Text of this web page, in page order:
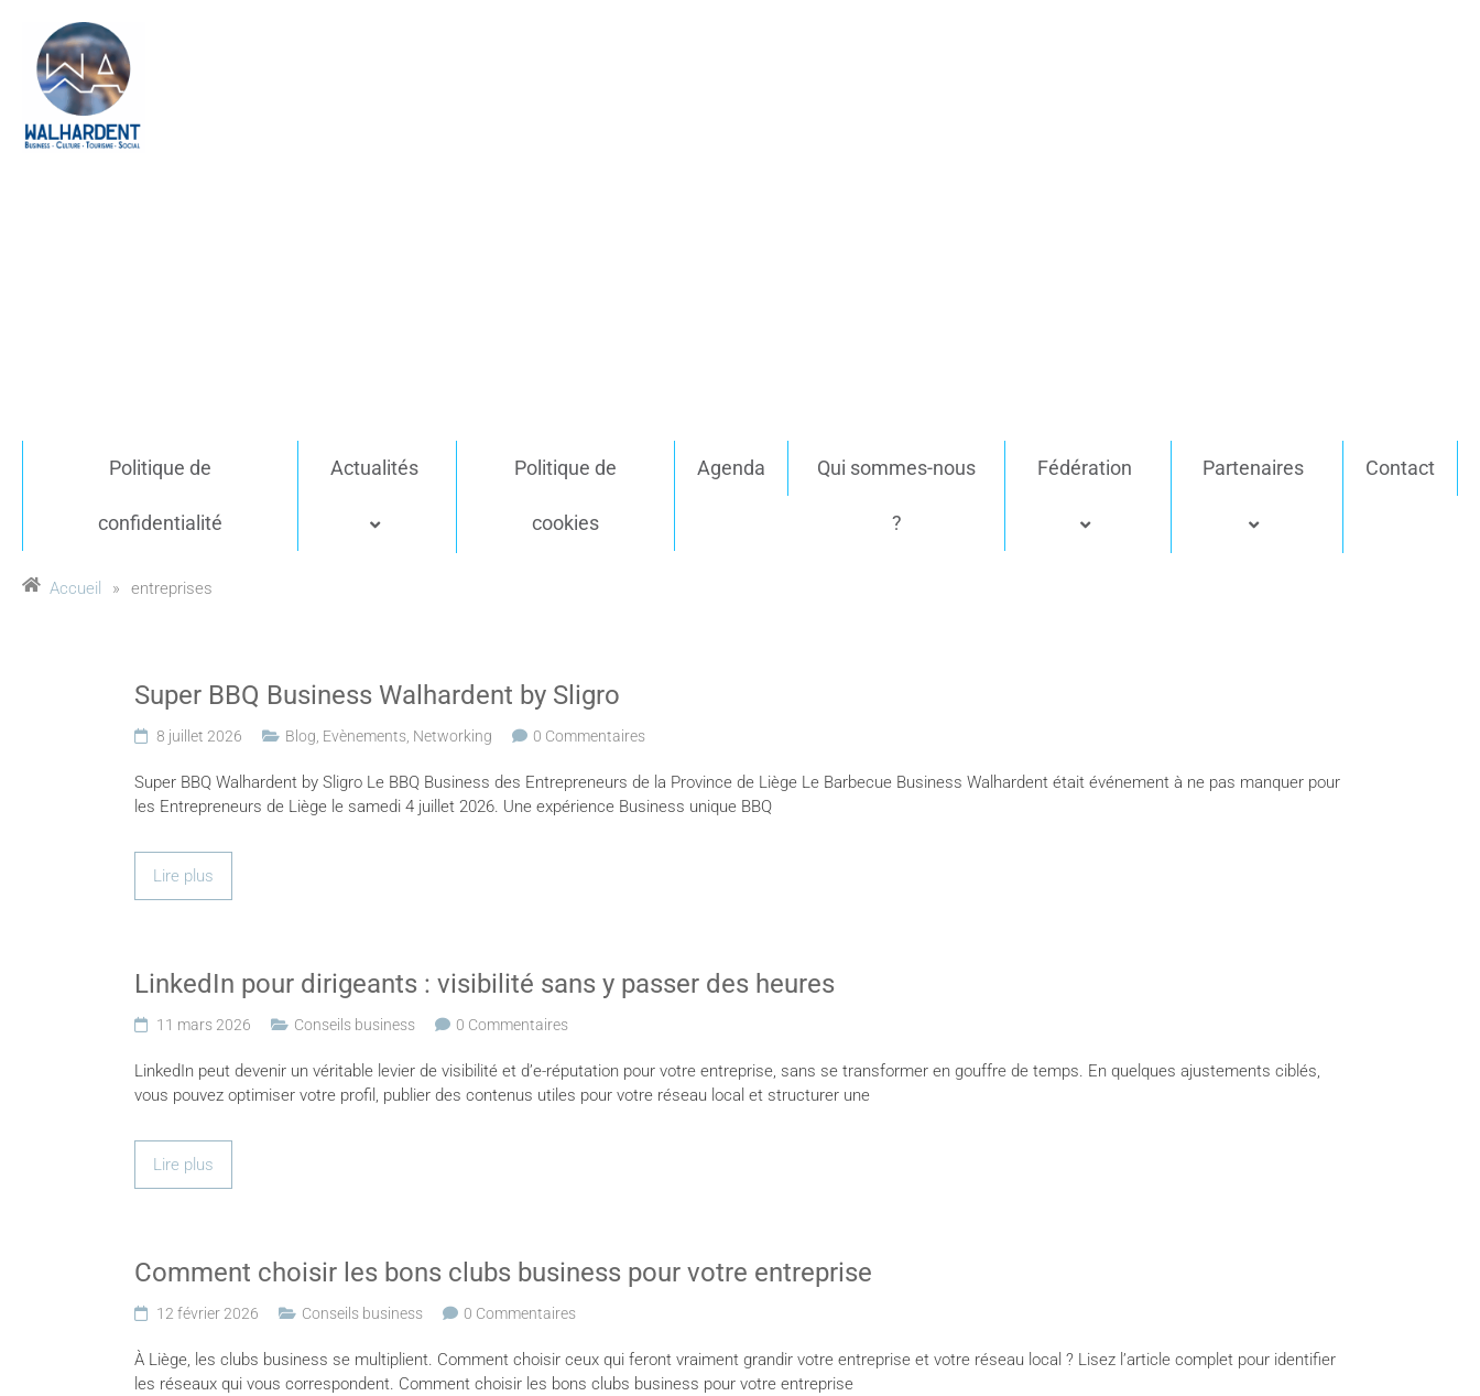
Politique de
confidentialité
Actualités Politique de
cookies
Agenda Qui sommes-nous
?
Fédération Partenaires Contact
Accueil » entreprises
Super BBQ Business Walhardent by Sligro
8 juillet 2026 Blog Evènements Networking 0 Commentaires
Super BBQ Walhardent by Sligro Le BBQ Business des Entrepreneurs de la Province de Liège Le Barbecue Business Walhardent était événement à ne pas manquer pour
les Entrepreneurs de Liège le samedi 4 juillet 2026. Une expérience Business unique BBQ
Lire plus
LinkedIn pour dirigeants : visibilité sans y passer des heures
11 mars 2026 Conseils business 0 Commentaires
LinkedIn peut devenir un véritable levier de visibilité et d’e-réputation pour votre entreprise, sans se transformer en gouffre de temps. En quelques ajustements ciblés,
vous pouvez optimiser votre profil, publier des contenus utiles pour votre réseau local et structurer une
Lire plus
Comment choisir les bons clubs business pour votre entreprise
12 février 2026 Conseils business 0 Commentaires
À Liège, les clubs business se multiplient. Comment choisir ceux qui feront vraiment grandir votre entreprise et votre réseau local ? Lisez l’article complet pour identifier
les réseaux qui vous correspondent. Comment choisir les bons clubs business pour votre entreprise